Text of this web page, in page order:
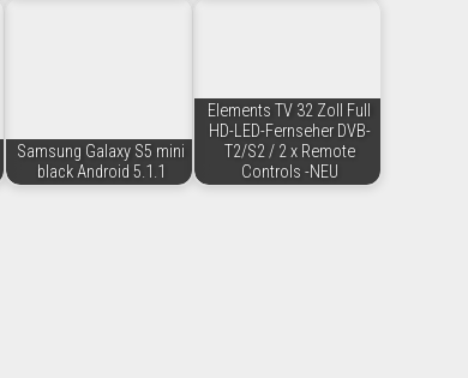
Samsung Galaxy S5 mini
black Android 5.1.1
Elements TV 32 Zoll Full
HD-LED-Fernseher DVB-
T2/S2 / 2 x Remote
Controls -NEU